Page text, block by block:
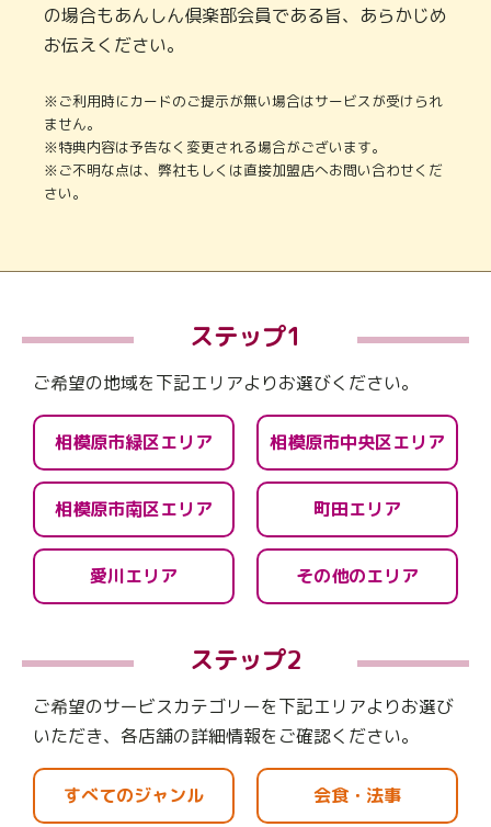
の場合もあんしん倶楽部会員である旨、あらかじめ
お伝えください。
※ご利用時にカードのご提示が無い場合はサービスが受けられ
ません。
※特典内容は予告なく変更される場合がございます。
※ご不明な点は、弊社もしくは直接加盟店へお問い合わせくだ
さい。
ステップ1
ご希望の地域を下記エリアよりお選びください。
相模原市緑区エリア 相模原市中央区エリア
相模原市南区エリア 町田エリア
愛川エリア その他のエリア
ステップ2
ご希望のサービスカテゴリーを下記エリアよりお選び
いただき、 各店舗の詳細情報をご確認ください。
すべてのジャンル 会食・法事